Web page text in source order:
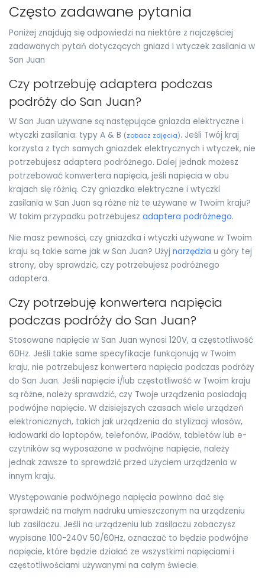
Często zadawane pytania
Poniżej znajdują się odpowiedzi na niektóre z najczęściej
zadawanych pytań dotyczących gniazd i wtyczek zasilania w
San Juan
Czy potrzebuję adaptera podczas
podróży do San Juan?
W San Juan używane są następujące gniazda elektryczne i
wtyczki zasilania: typy A & B (zobacz zdjęcia). Jeśli Twój kraj
korzysta z tych samych gniazdek elektrycznych i wtyczek, nie
potrzebujesz adaptera podróżnego. Dalej jednak możesz
potrzebować konwertera napięcia, jeśli napięcia w obu
krajach się różnią. Czy gniazdka elektryczne i wtyczki
zasilania w San Juan są różne niż te używane w Twoim kraju?
W takim przypadku potrzebujesz adaptera podróżnego.
Nie masz pewności, czy gniazdka i wtyczki używane w Twoim
kraju są takie same jak w San Juan? Użyj narzędzia u góry tej
strony, aby sprawdzić, czy potrzebujesz podróżnego
adaptera.
Czy potrzebuję konwertera napięcia
podczas podróży do San Juan?
Stosowane napięcie w San Juan wynosi 120V, a częstotliwość
60Hz. Jeśli takie same specyfikacje funkcjonują w Twoim
kraju, nie potrzebujesz konwertera napięcia podczas podróży
do San Juan. Jeśli napięcie i/lub częstotliwość w Twoim kraju
są różne, należy sprawdzić, czy Twoje urządzenia posiadają
podwójne napięcie. W dzisiejszych czasach wiele urządzeń
elektronicznych, takich jak urządzenia do stylizacji włosów,
ładowarki do laptopów, telefonów, iPadów, tabletów lub e-
czytników są wyposażone w podwójne napięcie, należy
jednak zawsze to sprawdzić przed użyciem urządzenia w
innym kraju.
Występowanie podwójnego napięcia powinno dać się
sprawdzić na małym nadruku umieszczonym na urządzeniu
lub zasilaczu. Jeśli na urządzeniu lub zasilaczu zobaczysz
wypisane 100-240V 50/60Hz, oznaczać to będzie podwójne
napięcie, które będzie działać ze wszystkimi napięciami i
częstotliwościami używanymi na całym świecie.